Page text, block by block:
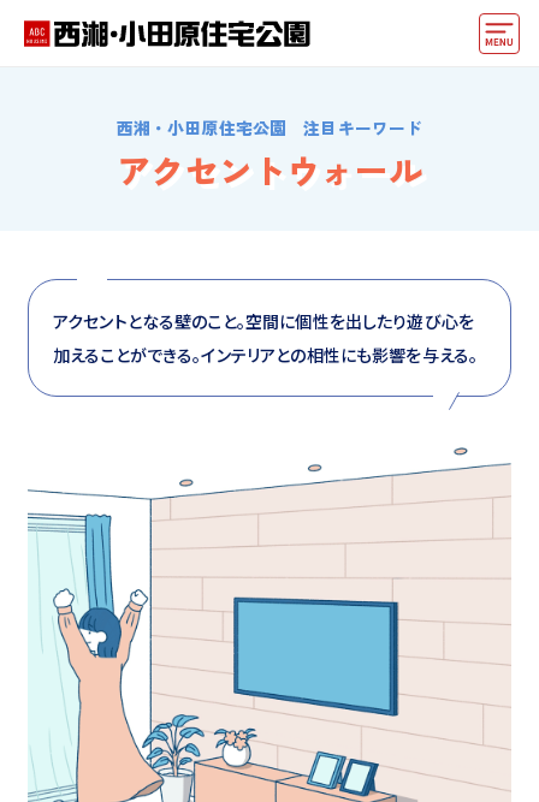
好みからモデルハウスを探す
住まいづくりお役立ち情報
マイページ アカウント登録
西湘・小田原住宅公園 注目キーワード
アクセントウォール
アクセントとなる壁のこと。空間に個性を出したり遊び心を
加えることができる。インテリアとの相性にも影響を与える。